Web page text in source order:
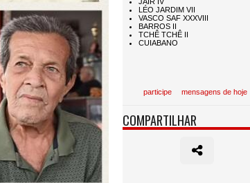
participe mensagens de hoje
COMPARTILHAR